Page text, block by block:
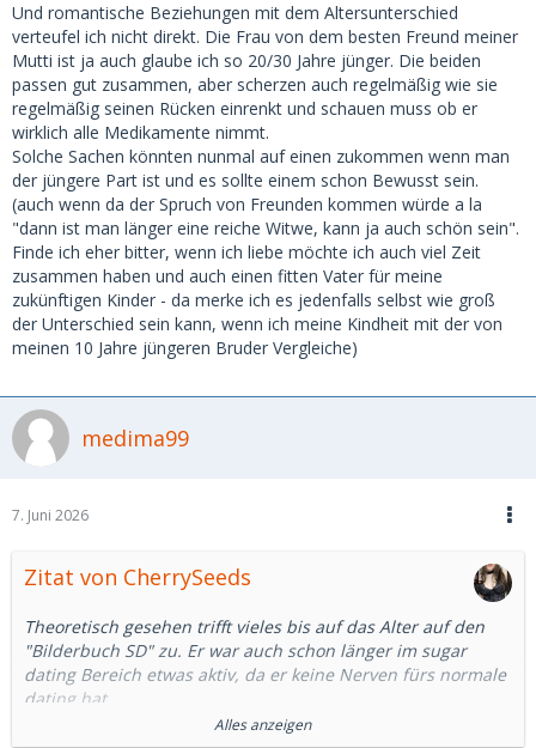
Und romantische Beziehungen mit dem Altersunterschied
verteufel ich nicht direkt. Die Frau von dem besten Freund meiner
Mutti ist ja auch glaube ich so 20/30 Jahre jünger. Die beiden
passen gut zusammen, aber scherzen auch regelmäßig wie sie
regelmäßig seinen Rücken einrenkt und schauen muss ob er
wirklich alle Medikamente nimmt.
Solche Sachen könnten nunmal auf einen zukommen wenn man
der jüngere Part ist und es sollte einem schon Bewusst sein.
(auch wenn da der Spruch von Freunden kommen würde a la
"dann ist man länger eine reiche Witwe, kann ja auch schön sein".
Finde ich eher bitter, wenn ich liebe möchte ich auch viel Zeit
zusammen haben und auch einen fitten Vater für meine
zukünftigen Kinder - da merke ich es jedenfalls selbst wie groß
der Unterschied sein kann, wenn ich meine Kindheit mit der von
meinen 10 Jahre jüngeren Bruder Vergleiche)
medima99
7. Juni 2026
Zitat von CherrySeeds
Theoretisch gesehen trifft vieles bis auf das Alter auf den
"Bilderbuch SD" zu. Er war auch schon länger im sugar
dating Bereich etwas aktiv, da er keine Nerven fürs normale
dating hat.
Alles anzeigen